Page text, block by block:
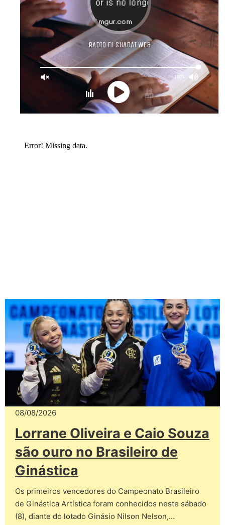
08/08/2026
Lorrane Oliveira e Caio Souza
são ouro no Brasileiro de
Ginástica
Os primeiros vencedores do Campeonato Brasileiro
de Ginástica Artística foram conhecidos neste sábado
(8), diante do lotado Ginásio Nilson Nelson,…